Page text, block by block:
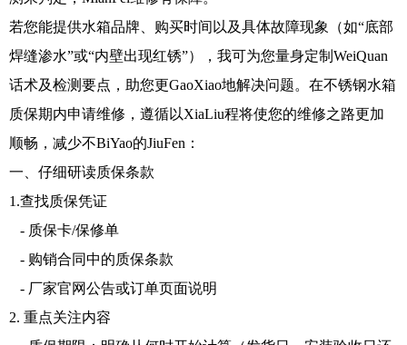
若您能提供水箱品牌、购买时间以及具体故障现象（如“底部
焊缝渗水”或“内壁出现红锈”），我可为您量身定制WeiQuan
话术及检测要点，助您更GaoXiao地解决问题。在不锈钢水箱
质保期内申请维修，遵循以XiaLiu程将使您的维修之路更加
顺畅，减少不BiYao的JiuFen：
一、仔细研读质保条款
1.查找质保凭证
- 质保卡/保修单
- 购销合同中的质保条款
- 厂家官网公告或订单页面说明
2. 重点关注内容